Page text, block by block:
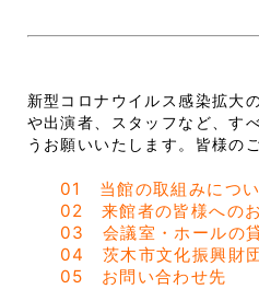
新型コロナウイルス感染拡大
や出演者、スタッフなど、す
うお願いいたします。皆様の
01 当館の取組みにつ
02 来館者の皆様への
03 会議室・ホールの
04 茨木市文化振興財
05 お問い合わせ先